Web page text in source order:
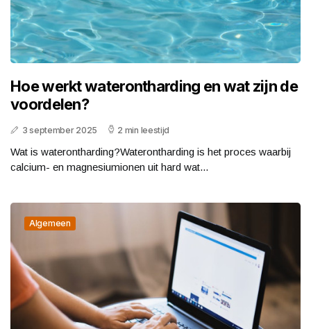
Hoe werkt waterontharding en wat zijn de
voordelen?
3 september 2025 2 min leestijd
Wat is waterontharding?Waterontharding is het proces waarbij
calcium- en magnesiumionen uit hard wat...
Algemeen